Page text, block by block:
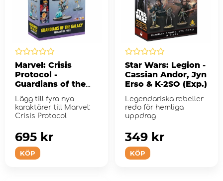
Marvel: Crisis
Protocol -
Guardians of the
Galaxy (Exp.)
Lägg till fyra nya
karaktärer till Marvel:
Crisis Protocol
KÖP
695 kr
Star Wars: Legion -
Cassian Andor, Jyn
Erso & K-2SO (Exp.)
Legendariska rebeller
redo för hemliga
uppdrag
KÖP
349 kr